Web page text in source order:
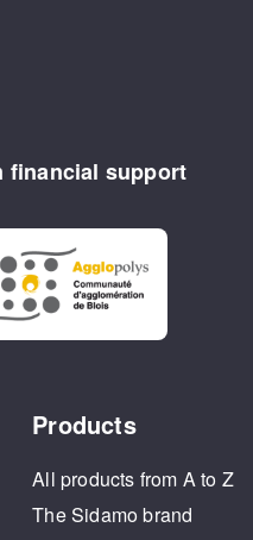
financial support
Products
All products from A to Z
The Sidamo brand